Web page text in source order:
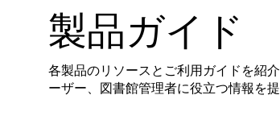
製品ガイド
各製品のリソースとご利用ガイドを紹
ーザー、図書館管理者に役立つ情報を提